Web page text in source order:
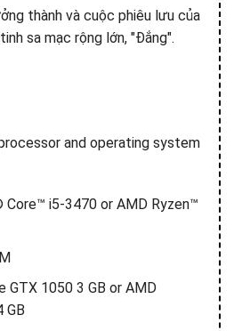
thành và cuộc phiêu lưu của
sa mạc rộng lớn, "Đắng".
and operating system
Core™ i5-3470 or AMD Ryzen™
GTX 1050 3 GB or AMD
GB